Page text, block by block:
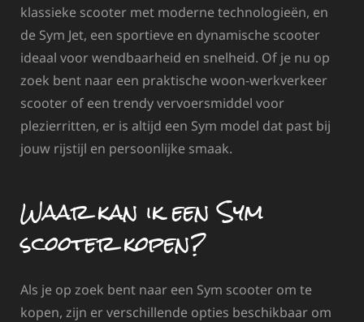
klassieke scooter met moderne technologieën, en
de Sym Jet, een sportieve en dynamische scooter
ideaal voor wendbaarheid en snelheid. Of je nu op
zoek bent naar een praktische woon-werkverkeer
scooter of een trendy vervoersmiddel voor
plezierritten, er is altijd een Sym model dat past bij
jouw rijstijl en persoonlijke smaak.
Waar kan ik een Sym
scooter kopen?
Als je op zoek bent naar een Sym scooter om te
kopen, zijn er verschillende opties beschikbaar om